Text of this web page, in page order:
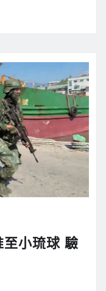
小琉球 驗